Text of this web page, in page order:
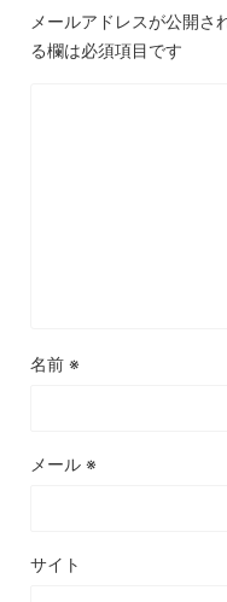
メールアドレスが公開さ
る欄は必須項目です
名前 ※
メール ※
サイト